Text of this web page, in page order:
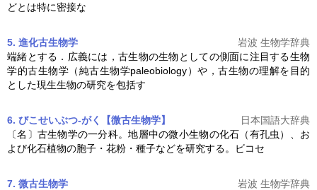
どとは特に密接な
5. 進化古生物学
岩波 生物学辞典
端緒とする．広義には，古生物の生物としての側面に注目する生物
学的古生物学 （純古生物学paleobiology）や，古生物の理解を目的
とした現生生物の研究を包括す
6. びこせいぶつ‐がく【微古生物学】
日本国語大辞典
〔名〕 古生物学の一分科。地層中の微小生物の化石（有孔虫）、お
よび化石植物の胞子・花粉・種子などを研究する。ビコセ
7. 微古生物学
岩波 生物学辞典